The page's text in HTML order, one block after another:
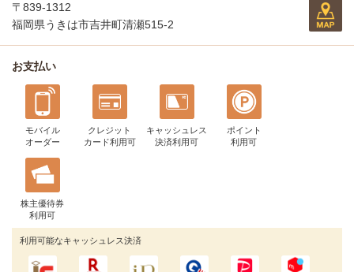
〒839-1312
福岡県うきは市吉井町清瀬515-2
お支払い
モバイル
オーダー
クレジット
カード利用可
キャッシュレス
決済利用可
ポイント
利用可
株主優待券
利用可
利用可能なキャッシュレス決済